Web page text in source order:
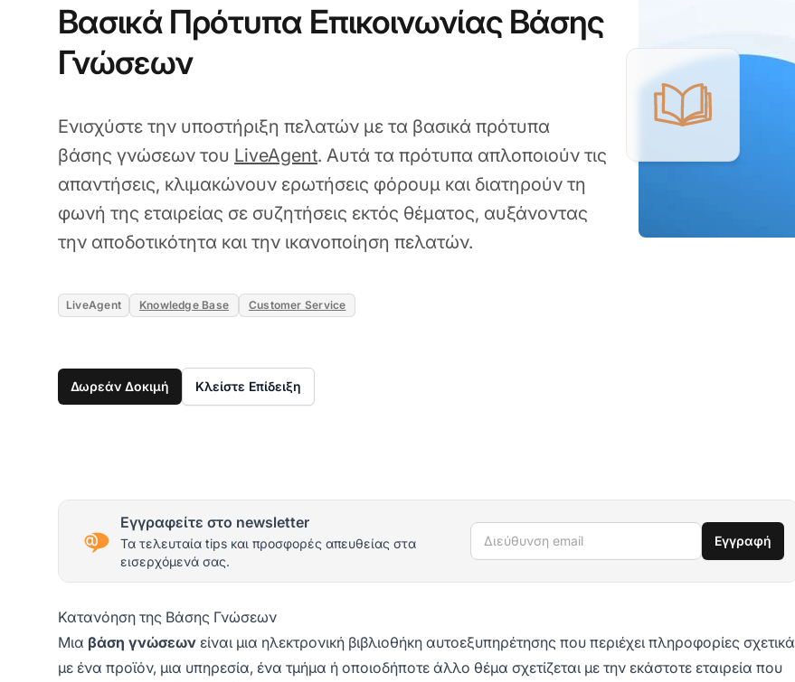
Βασικά Πρότυπα Επικοινωνίας Βάσης
Γνώσεων
Ενισχύστε την υποστήριξη πελατών με τα βασικά πρότυπα
βάσης γνώσεων του LiveAgent. Αυτά τα πρότυπα απλοποιούν τις
απαντήσεις, κλιμακώνουν ερωτήσεις φόρουμ και διατηρούν τη
φωνή της εταιρείας σε συζητήσεις εκτός θέματος, αυξάνοντας
την αποδοτικότητα και την ικανοποίηση πελατών.
LiveAgent Knowledge Base Customer Service
Δωρεάν Δοκιμή Κλείστε Επίδειξη
Εγγραφείτε στο newsletter
Τα τελευταία tips και προσφορές απευθείας στα
εισερχόμενά σας.
Διεύθυνση email Εγγραφή
Κατανόηση της Βάσης Γνώσεων
Μια βάση γνώσεων είναι μια ηλεκτρονική βιβλιοθήκη αυτοεξυπηρέτησης που περιέχει πληροφορίες σχετικά
με ένα προϊόν, μια υπηρεσία, ένα τμήμα ή οποιοδήποτε άλλο θέμα σχετίζεται με την εκάστοτε εταιρεία που